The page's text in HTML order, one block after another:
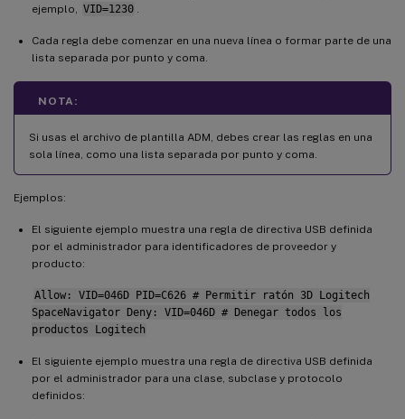
ejemplo, VID=1230 .
Cada regla debe comenzar en una nueva línea o formar parte de una
lista separada por punto y coma.
NOTA:
Si usas el archivo de plantilla ADM, debes crear las reglas en una
sola línea, como una lista separada por punto y coma.
Ejemplos:
El siguiente ejemplo muestra una regla de directiva USB definida
por el administrador para identificadores de proveedor y
producto:
Allow: VID=046D PID=C626 # Permitir ratón 3D Logitech
SpaceNavigator Deny: VID=046D # Denegar todos los
productos Logitech
El siguiente ejemplo muestra una regla de directiva USB definida
por el administrador para una clase, subclase y protocolo
definidos: